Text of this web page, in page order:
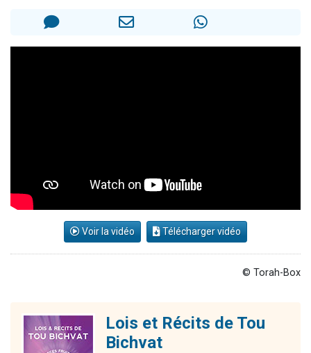
Voir la vidéo Télécharger vidéo
© Torah-Box
Lois et Récits de Tou
Bichvat